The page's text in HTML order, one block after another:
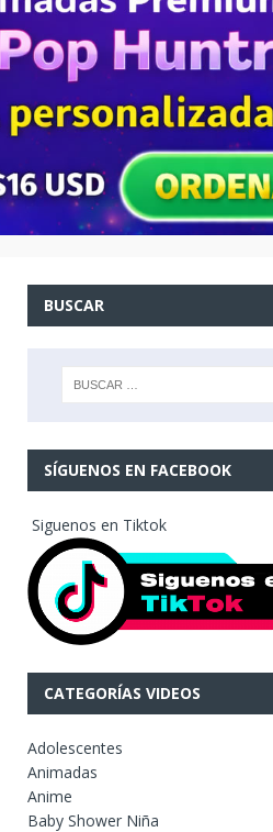
BUSCAR
SÍGUENOS EN FACEBOOK
Siguenos en Tiktok
CATEGORÍAS VIDEOS
Adolescentes
Animadas
Anime
Baby Shower Niña